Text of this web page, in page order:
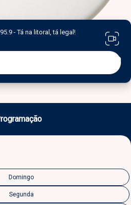
- Tá na litoral, tá legal!
Domingo
Segunda